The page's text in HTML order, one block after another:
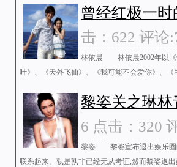
曾经红极一
击：622 评论
林依晨 林依晨2002年以《
叶》、《天外飞仙》、《我可能不会爱你》、《
黎姿关之琳
6 点击：320
黎姿 黎姿宣布退出娱乐圈
联系起来。孰是孰非已经无从考证,然而黎姿退出